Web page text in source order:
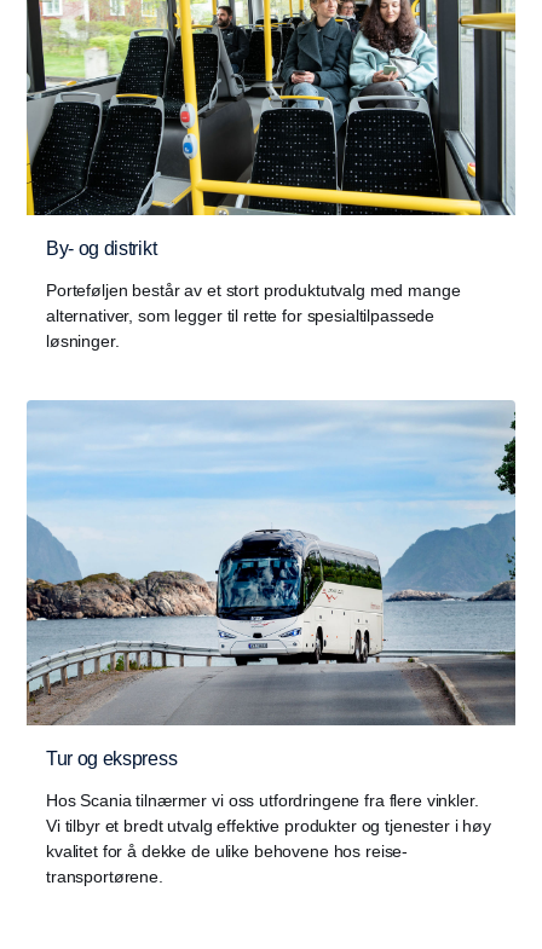
By- og distrikt
Porteføljen består av et stort produktutvalg med mange
alternativer, som legger til rette for spesialtilpassede
løsninger.
Tur og ekspress
Hos Scania tilnærmer vi oss utfordringene fra flere vinkler.
Vi tilbyr et bredt utvalg effektive produkter og tjenester i høy
kvalitet for å dekke de ulike behovene hos reise-
transportørene.